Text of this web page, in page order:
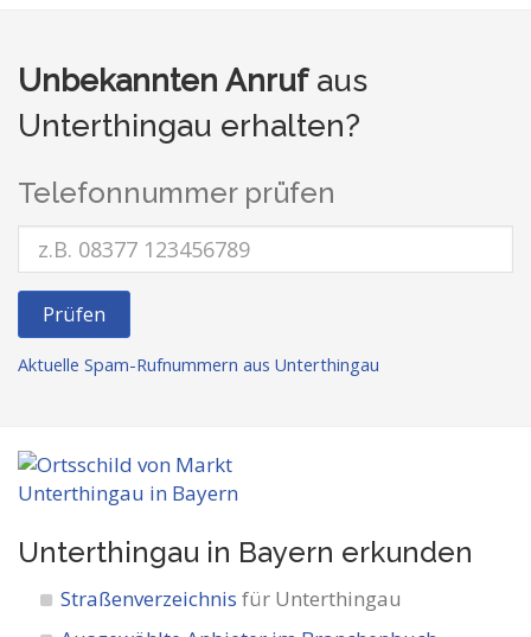
Unbekannten Anrufaus
Unterthingau erhalten?
Telefonnummer prüfen
Prüfen
Aktuelle Spam-Rufnummern aus Unterthingau
Unterthingau in Bayern erkunden
Straßenverzeichnis für Unterthingau